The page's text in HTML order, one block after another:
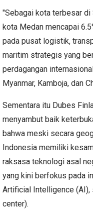
"Sebagai kota terbesar di
kota Medan mencapai
pada pusat logistik,
maritim strategis yang
perdagangan
Myanmar, Kamboja, dan
Sementara itu Dubes
menyambut baik
bahwa meski secara
Indonesia memiliki
raksasa teknologi asal
yang kini berfokus pada
Artificial Intelligence (AI),
center).